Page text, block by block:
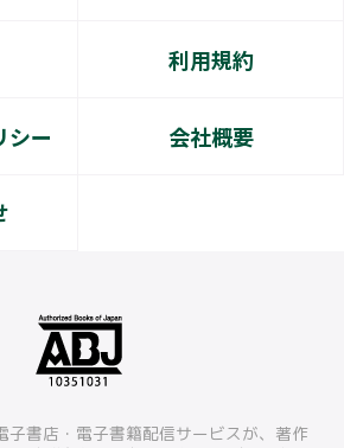
利用規約
シー 会社概要
子書店・電子書籍配信サービスが、著作